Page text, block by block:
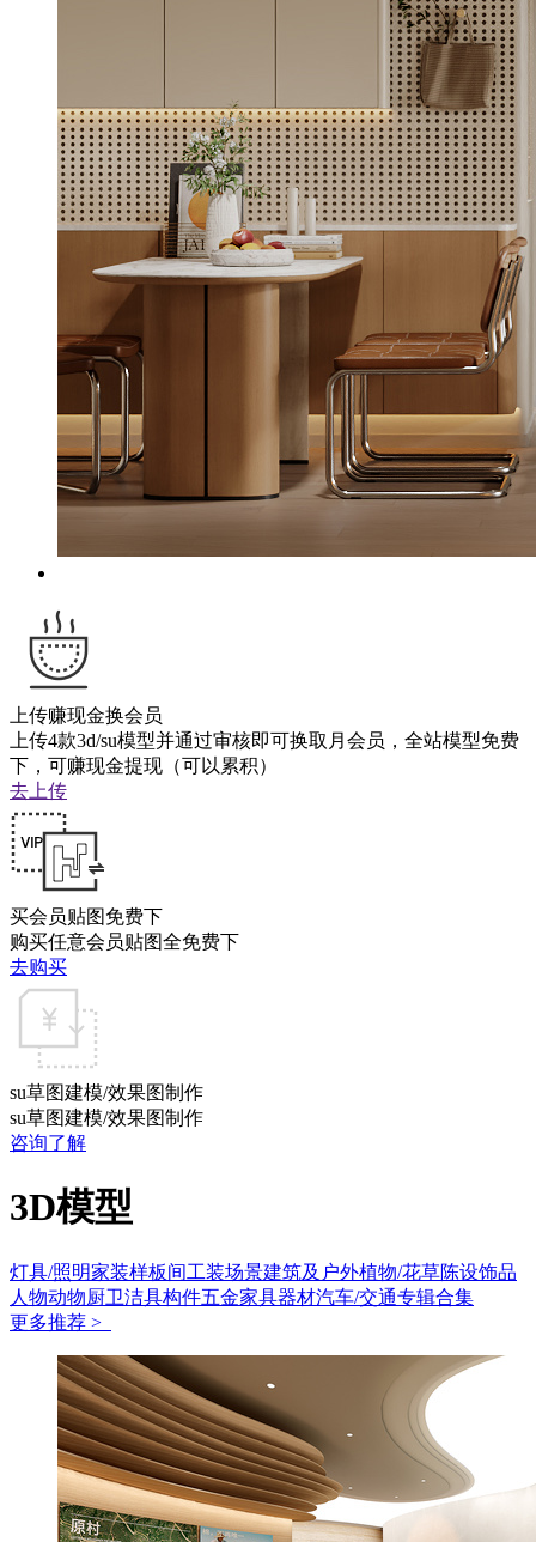
上传赚现金换会员
上传4款3d/su模型并通过审核即可换取月会员，全站模型免费
下，可赚现金提现（可以累积）
去上传
买会员贴图免费下
购买任意会员贴图全免费下
去购买
su草图建模/效果图制作
su草图建模/效果图制作
咨询了解
3D模型
灯具/照明家装样板间工装场景建筑及户外植物/花草陈设饰品
人物动物厨卫洁具构件五金家具器材汽车/交通专辑合集
更多推荐 >